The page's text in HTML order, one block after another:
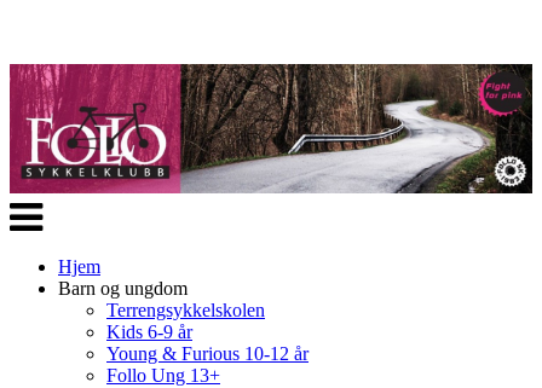
Veksle
navigasjon
Hjem
Barn og ungdom
Terrengsykkelskolen
Kids 6-9 år
Young & Furious 10-12 år
Follo Ung 13+